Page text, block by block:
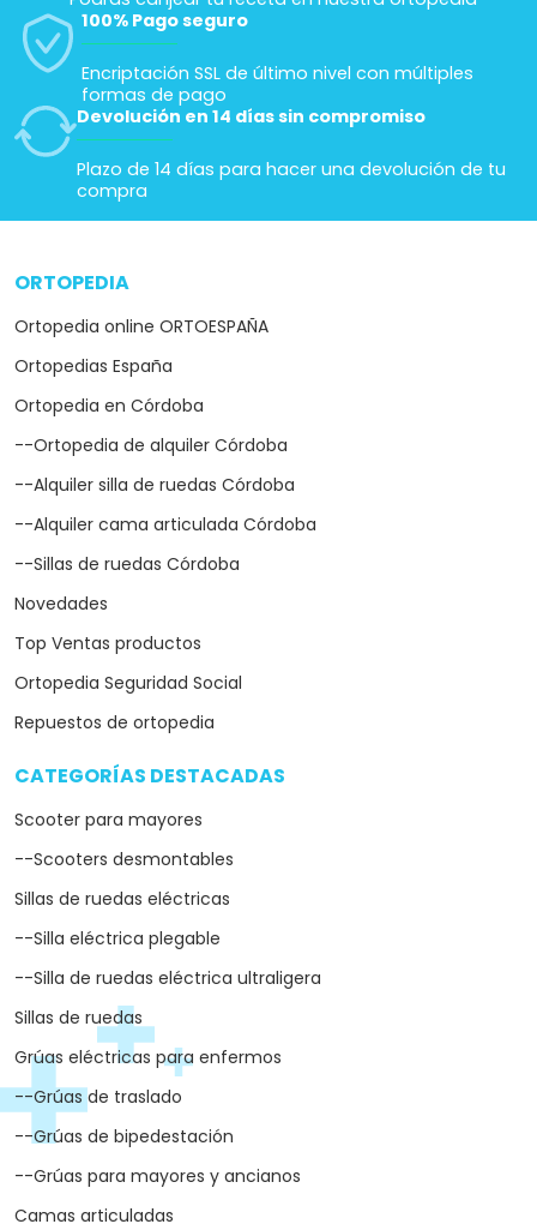
100% Pago seguro
Encriptación SSL de último nivel con múltiples
formas de pago
Devolución en 14 días sin compromiso
Plazo de 14 días para hacer una devolución de tu
compra
ORTOPEDIA
Ortopedia online ORTOESPAÑA
Ortopedias España
Ortopedia en Córdoba
--Ortopedia de alquiler Córdoba
--Alquiler silla de ruedas Córdoba
--Alquiler cama articulada Córdoba
--Sillas de ruedas Córdoba
Novedades
Top Ventas productos
Ortopedia Seguridad Social
Repuestos de ortopedia
CATEGORÍAS DESTACADAS
Scooter para mayores
--Scooters desmontables
Sillas de ruedas eléctricas
--Silla eléctrica plegable
--Silla de ruedas eléctrica ultraligera
Sillas de ruedas
Grúas eléctricas para enfermos
--Grúas de traslado
--Grúas de bipedestación
--Grúas para mayores y ancianos
Camas articuladas